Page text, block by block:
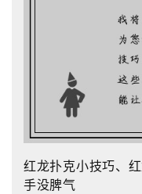
红龙扑克小技巧、
手没脾气